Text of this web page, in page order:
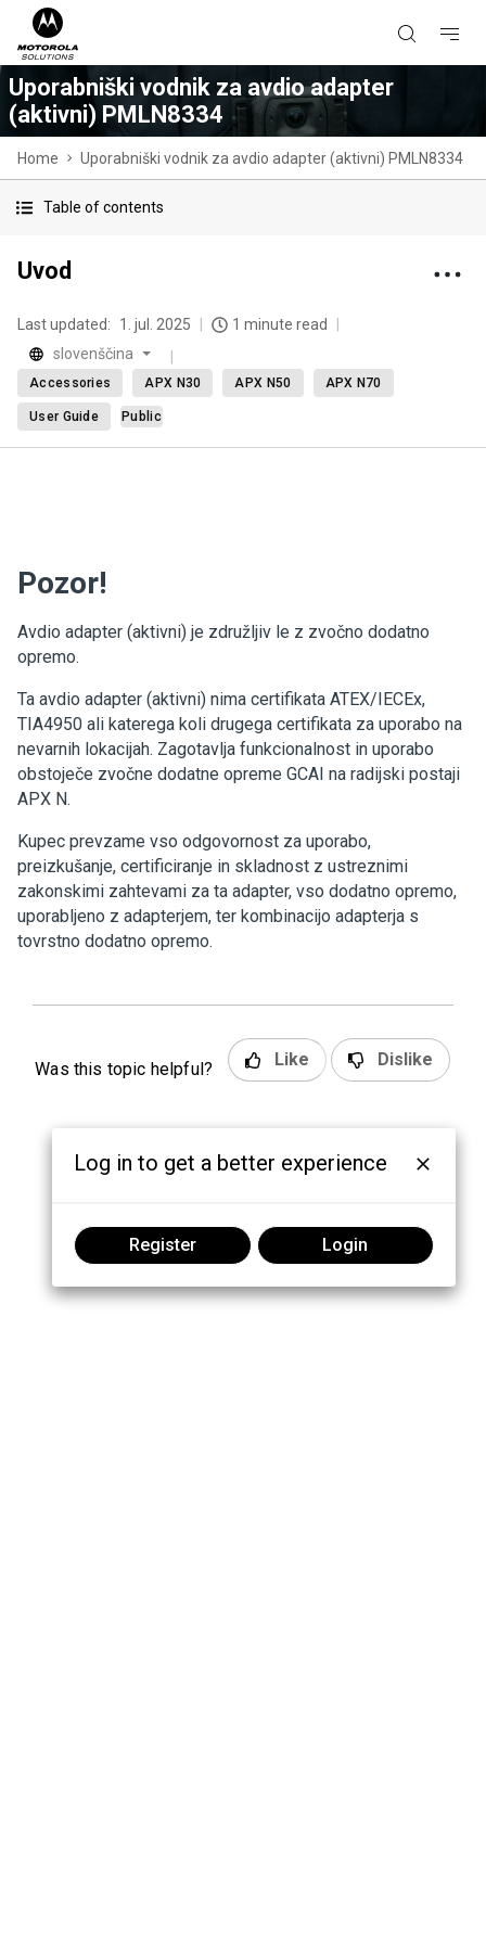
Uporabniški vodnik za avdio adapter
(aktivni) PMLN8334
Home Uporabniški vodnik za avdio adapter (aktivni) PMLN8334
Table of contents
Uvod
Last updated: 1. jul. 2025
1 minute read
slovenščina
Accessories APX N30 APX N50 APX N70
User Guide Public
Pozor!
Avdio adapter (aktivni) je združljiv le z zvočno dodatno
opremo.
Ta avdio adapter (aktivni) nima certifikata ATEX/IECEx,
TIA4950 ali katerega koli drugega certifikata za uporabo na
nevarnih lokacijah. Zagotavlja funkcionalnost in uporabo
obstoječe zvočne dodatne opreme GCAI na radijski postaji
APX N.
Kupec prevzame vso odgovornost za uporabo,
preizkušanje, certificiranje in skladnost z ustreznimi
zakonskimi zahtevami za ta adapter, vso dodatno opremo,
uporabljeno z adapterjem, ter kombinacijo adapterja s
tovrstno dodatno opremo.
Was this topic helpful? Like Dislike
Log in to get a better experience
Register Login